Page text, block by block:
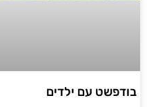
בודפשט עם ילדים